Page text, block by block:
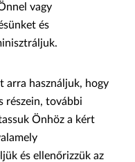
vagy
és
arra használjuk, hogy
részein, további
Önhöz a kért
és ellenőrizzük az